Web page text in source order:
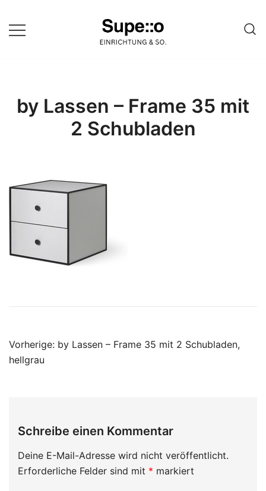
zum
Inhalt
einer Website
by Lassen – Frame 35 mit
2 Schubladen
Beitragsnavigation
Vorherige: by Lassen – Frame 35 mit 2 Schubladen,
hellgrau
Schreibe einen Kommentar
Deine E-Mail-Adresse wird nicht veröffentlicht.
Erforderliche Felder sind mit * markiert